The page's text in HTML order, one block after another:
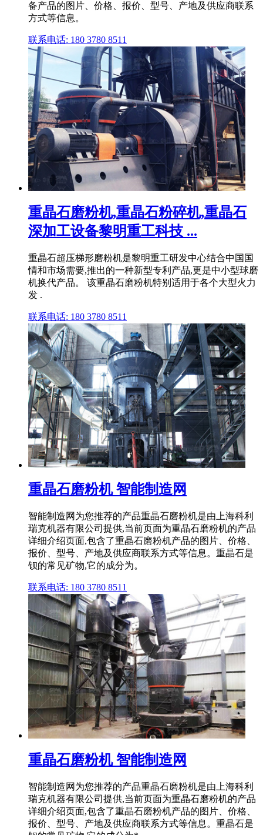
备产品的图片、价格、报价、型号、产地及供应商联系
方式等信息。
联系电话: 180 3780 8511
重晶石磨粉机,重晶石粉碎机,重晶石
深加工设备黎明重工科技 ...
重晶石超压梯形磨粉机是黎明重工研发中心结合中国国
情和市场需要,推出的一种新型专利产品,更是中小型球磨
机换代产品。 该重晶石磨粉机特别适用于各个大型火力
发 .
联系电话: 180 3780 8511
重晶石磨粉机 智能制造网
智能制造网为您推荐的产品重晶石磨粉机是由上海科利
瑞克机器有限公司提供,当前页面为重晶石磨粉机的产品
详细介绍页面,包含了重晶石磨粉机产品的图片、价格、
报价、型号、产地及供应商联系方式等信息。重晶石是
钡的常见矿物,它的成分为。
联系电话: 180 3780 8511
重晶石磨粉机 智能制造网
智能制造网为您推荐的产品重晶石磨粉机是由上海科利
瑞克机器有限公司提供,当前页面为重晶石磨粉机的产品
详细介绍页面,包含了重晶石磨粉机产品的图片、价格、
报价、型号、产地及供应商联系方式等信息。重晶石是